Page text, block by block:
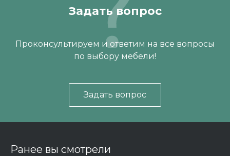
Задать вопрос
Проконсультируем и ответим на все вопросы
по выбору мебели!
Задать вопрос
Ранее вы смотрели